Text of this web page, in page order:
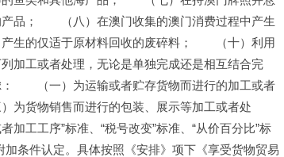
品；　　（八）在澳门收集的澳门消费过程中产生
生的仅适于原材料回收的废碎料；　　（十）利用
加工或者处理，无论是单独完成还是相互结合完
　　（一）为运输或者贮存货物而进行的加工或者
为货物销售而进行的包装、展示等加工或者处
加工工序”标准、“税号改变”标准、“从价百分比”标
加条件认定。具体按照《安排》项下《享受货物贸易